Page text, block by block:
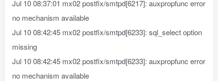
Jul 10 08:37:01 mx02 postfix/smtpd[6217]: auxpropfunc error
no mechanism available
Jul 10 08:42:45 mx02 postfix/smtpd[6233]: sql_select option
missing
Jul 10 08:42:45 mx02 postfix/smtpd[6233]: auxpropfunc error
no mechanism available